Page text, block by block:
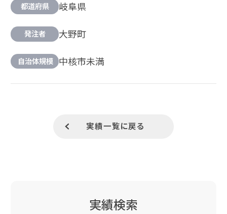
都道府県 岐阜県
発注者 大野町
自治体規模 中核市未満
実績一覧に戻る
実績検索